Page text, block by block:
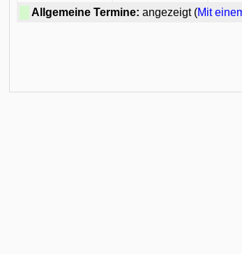
Allgemeine Termine: angezeigt (Mit